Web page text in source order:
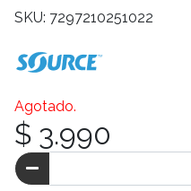
SKU: 7297210251022
Agotado.
$ 3.990